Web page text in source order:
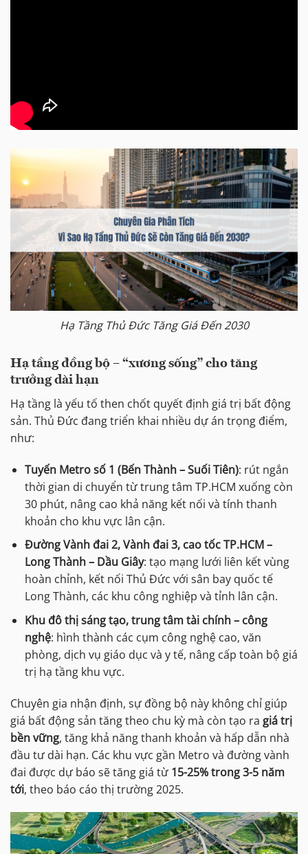
Hạ Tầng Thủ Đức Tăng Giá Đến 2030
Hạ tầng đồng bộ – “xương sống” cho tăng
trưởng dài hạn
Hạ tầng là yếu tố then chốt quyết định giá trị bất động
sản. Thủ Đức đang triển khai nhiều dự án trọng điểm,
như:
Tuyến Metro số 1 (Bến Thành – Suối Tiên): rút ngắn
thời gian di chuyển từ trung tâm TP.HCM xuống còn
30 phút, nâng cao khả năng kết nối và tính thanh
khoản cho khu vực lân cận.
Đường Vành đai 2, Vành đai 3, cao tốc TP.HCM –
Long Thành – Dầu Giây: tạo mạng lưới liên kết vùng
hoàn chỉnh, kết nối Thủ Đức với sân bay quốc tế
Long Thành, các khu công nghiệp và tỉnh lân cận.
Khu đô thị sáng tạo, trung tâm tài chính – công
nghệ: hình thành các cụm công nghệ cao, văn
phòng, dịch vụ giáo dục và y tế, nâng cấp toàn bộ giá
trị hạ tầng khu vực.
Chuyên gia nhận định, sự đồng bộ này không chỉ giúp
giá bất động sản tăng theo chu kỳ mà còn tạo ra giá trị
bền vững, tăng khả năng thanh khoản và hấp dẫn nhà
đầu tư dài hạn. Các khu vực gần Metro và đường vành
đai được dự báo sẽ tăng giá từ 15-25% trong 3-5 năm
tới, theo báo cáo thị trường 2025.